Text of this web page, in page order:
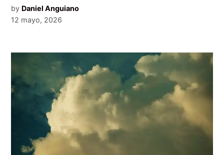
by Daniel Anguiano
12 mayo, 2026